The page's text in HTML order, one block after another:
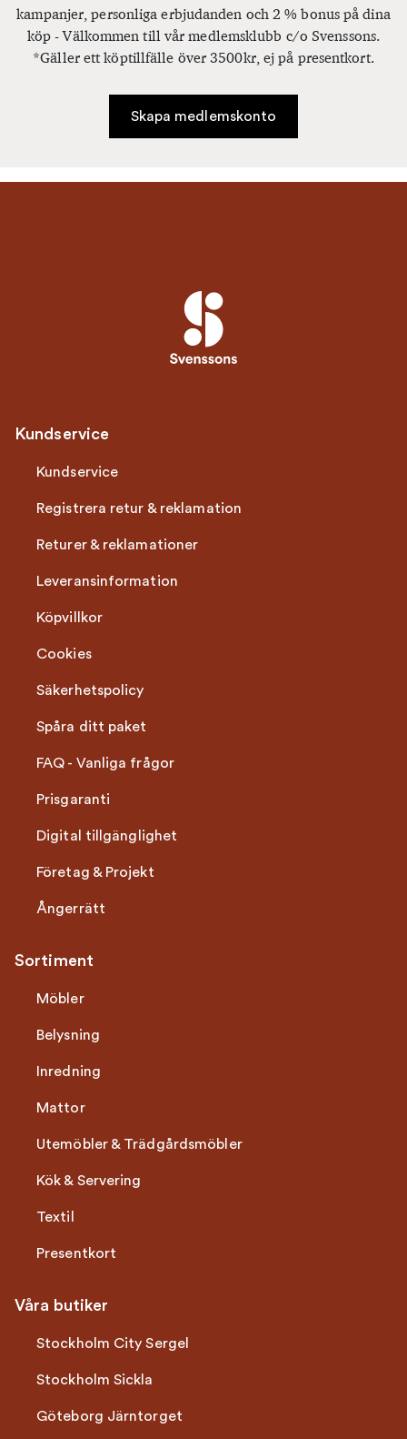
kampanjer, personliga erbjudanden och 2 % bonus på dina
köp - Välkommen till vår medlemsklubb c/o Svenssons.
*Gäller ett köptillfälle över 3500kr, ej på presentkort.
Skapa medlemskonto
Kundservice
Kundservice
Registrera retur & reklamation
Returer & reklamationer
Leveransinformation
Köpvillkor
Cookies
Säkerhetspolicy
Spåra ditt paket
FAQ - Vanliga frågor
Prisgaranti
Digital tillgänglighet
Företag & Projekt
Ångerrätt
Sortiment
Möbler
Belysning
Inredning
Mattor
Utemöbler & Trädgårdsmöbler
Kök & Servering
Textil
Presentkort
Våra butiker
Stockholm City Sergel
Stockholm Sickla
Göteborg Järntorget